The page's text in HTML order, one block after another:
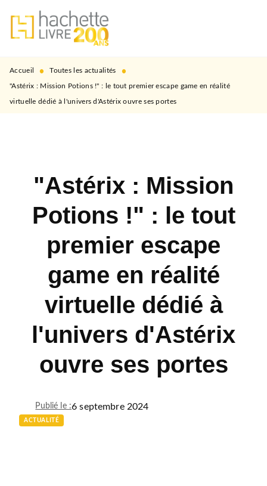
MENU RECHERCHE
PIED DE PAGE
Accueil • Toutes les actualités •
"Astérix : Mission Potions !" : le tout premier escape game en réalité
virtuelle dédié à l'univers d'Astérix ouvre ses portes
"Astérix : Mission
Potions !" : le tout
premier escape
game en réalité
virtuelle dédié à
l'univers d'Astérix
ouvre ses portes
Publié le :6 septembre 2024
ACTUALITÉ